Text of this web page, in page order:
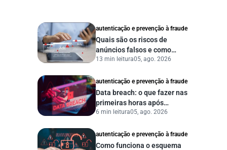
autenticação e prevenção à fraude
Quais são os riscos de
anúncios falsos e como
proteger seu negócio?
13 min leitura05, ago. 2026
autenticação e prevenção à fraude
Data breach: o que fazer nas
primeiras horas após
vazamento de dados?
6 min leitura05, ago. 2026
autenticação e prevenção à fraude
Como funciona o esquema